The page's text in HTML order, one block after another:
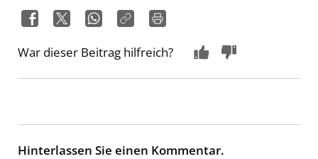
War dieser Beitrag hilfreich?
Hinterlassen Sie einen Kommentar.